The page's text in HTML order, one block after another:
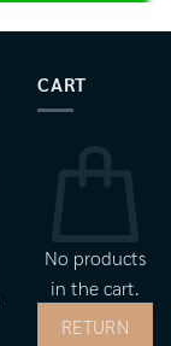
CART
No products
in the cart.
RETURN